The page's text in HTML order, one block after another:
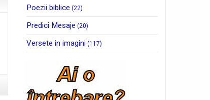
Poezii biblice (22)
Predici Mesaje (20)
Versete in imagini (117)